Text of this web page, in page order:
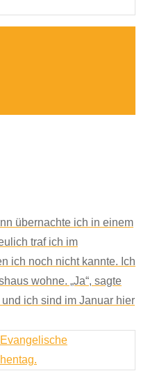
übernachte ich in einem
traf ich im
ich noch nicht kannte. Ich
wohne. „Ja“, sagte
ich sind im Januar hier